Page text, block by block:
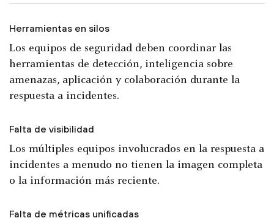
Herramientas en silos
Los equipos de seguridad deben coordinar las
herramientas de detección, inteligencia sobre
amenazas, aplicación y colaboración durante la
respuesta a incidentes.
Falta de visibilidad
Los múltiples equipos involucrados en la respuesta a
incidentes a menudo no tienen la imagen completa
o la información más reciente.
Falta de métricas unificadas